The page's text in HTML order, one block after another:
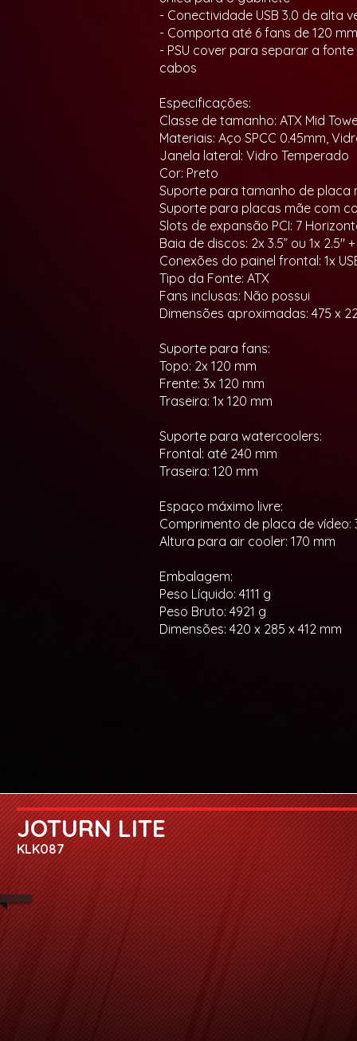
- Conectividade USB 3.0 de alta
- Comporta até 6 fans de 120
- PSU cover para separar a
cabos
Especificações:
Classe de tamanho: ATX Mid
Materiais: Aço SPCC 0.45mm,
Janela lateral: Vidro Temperado
Cor: Preto
Suporte para tamanho de placa
Suporte para placas mãe com
Slots de expansão PCI: 7
Baia de discos: 2x 3.5” ou 1x 2.5" +
Conexões do painel frontal: 1x
Tipo da Fonte: ATX
Fans inclusas: Não possui
Dimensões aproximadas: 475 x
Suporte para fans:
Topo: 2x 120 mm
Frente: 3x 120 mm
Traseira: 1x 120 mm
Suporte para watercoolers:
Frontal: até 240 mm
Traseira: 120 mm
Espaço máximo livre:
Comprimento de placa de vídeo:
Altura para air cooler: 170 mm
Embalagem:
Peso Líquido: 4111 g
Peso Bruto: 4921 g
Dimensões: 420 x 285 x 412 mm
JOTURN LITE
KLK087